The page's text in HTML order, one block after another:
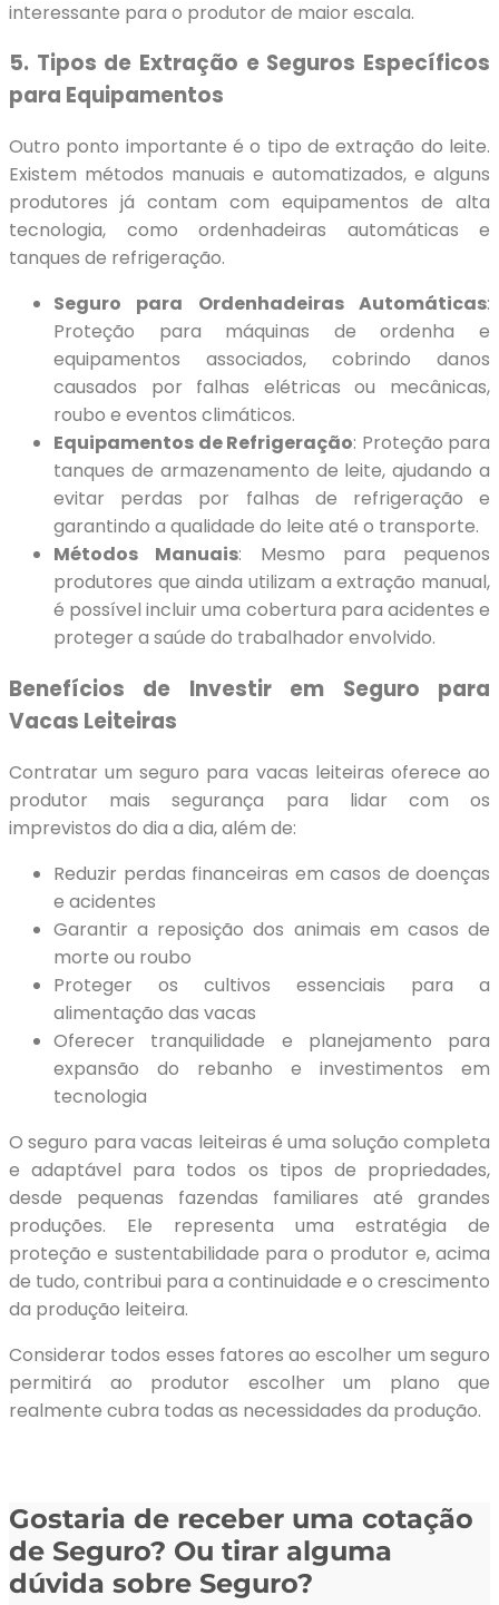
interessante para o produtor de maior escala.
5. Tipos de Extração e Seguros Específicos
para Equipamentos
Outro ponto importante é o tipo de extração do leite.
Existem métodos manuais e automatizados, e alguns
produtores já contam com equipamentos de alta
tecnologia, como ordenhadeiras automáticas e
tanques de refrigeração.
Seguro para Ordenhadeiras Automáticas:
Proteção para máquinas de ordenha e
equipamentos associados, cobrindo danos
causados por falhas elétricas ou mecânicas,
roubo e eventos climáticos.
Equipamentos de Refrigeração: Proteção para
tanques de armazenamento de leite, ajudando a
evitar perdas por falhas de refrigeração e
garantindo a qualidade do leite até o transporte.
Métodos Manuais: Mesmo para pequenos
produtores que ainda utilizam a extração manual,
é possível incluir uma cobertura para acidentes e
proteger a saúde do trabalhador envolvido.
Benefícios de Investir em Seguro para
Vacas Leiteiras
Contratar um seguro para vacas leiteiras oferece ao
produtor mais segurança para lidar com os
imprevistos do dia a dia, além de:
Reduzir perdas financeiras em casos de doenças
e acidentes
Garantir a reposição dos animais em casos de
morte ou roubo
Proteger os cultivos essenciais para a
alimentação das vacas
Oferecer tranquilidade e planejamento para
expansão do rebanho e investimentos em
tecnologia
O seguro para vacas leiteiras é uma solução completa
e adaptável para todos os tipos de propriedades,
desde pequenas fazendas familiares até grandes
produções. Ele representa uma estratégia de
proteção e sustentabilidade para o produtor e, acima
de tudo, contribui para a continuidade e o crescimento
da produção leiteira.
Considerar todos esses fatores ao escolher um seguro
permitirá ao produtor escolher um plano que
realmente cubra todas as necessidades da produção.
Gostaria de receber uma cotação
de Seguro? Ou tirar alguma
dúvida sobre Seguro?